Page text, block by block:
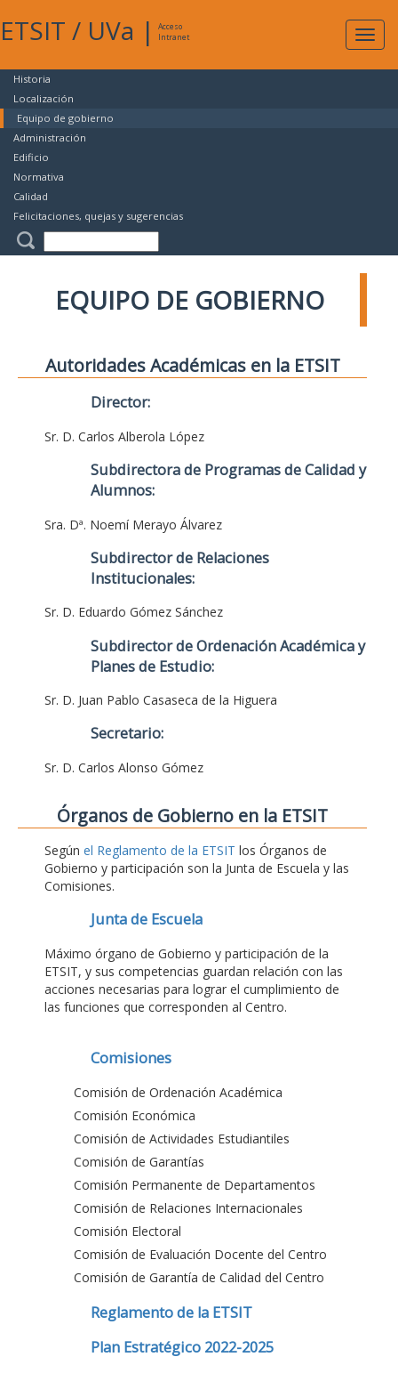
ETSIT / UVa |
Acceso
Intranet
Historia
Localización
Equipo de gobierno
Administración
Edificio
Normativa
Calidad
Felicitaciones, quejas y sugerencias
EQUIPO DE GOBIERNO
Autoridades Académicas en la ETSIT
Director:
Sr. D. Carlos Alberola López
Subdirectora de Programas de Calidad y
Alumnos:
Sra. Dª. Noemí Merayo Álvarez
Subdirector de Relaciones
Institucionales:
Sr. D. Eduardo Gómez Sánchez
Subdirector de Ordenación Académica y
Planes de Estudio:
Sr. D. Juan Pablo Casaseca de la Higuera
Secretario:
Sr. D. Carlos Alonso Gómez
Órganos de Gobierno en la ETSIT
Según el Reglamento de la ETSIT los Órganos de
Gobierno y participación son la Junta de Escuela y las
Comisiones.
Junta de Escuela
Máximo órgano de Gobierno y participación de la
ETSIT, y sus competencias guardan relación con las
acciones necesarias para lograr el cumplimiento de
las funciones que corresponden al Centro.
Comisiones
Comisión de Ordenación Académica
Comisión Económica
Comisión de Actividades Estudiantiles
Comisión de Garantías
Comisión Permanente de Departamentos
Comisión de Relaciones Internacionales
Comisión Electoral
Comisión de Evaluación Docente del Centro
Comisión de Garantía de Calidad del Centro
Reglamento de la ETSIT
Plan Estratégico 2022-2025